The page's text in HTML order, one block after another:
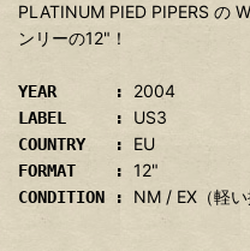
PLATINUM PIED PIPERS の
ンリーの12"！
YEAR : 2004
LABEL : US3
COUNTRY : EU
FORMAT : 12"
CONDITION : NM / EX（軽い